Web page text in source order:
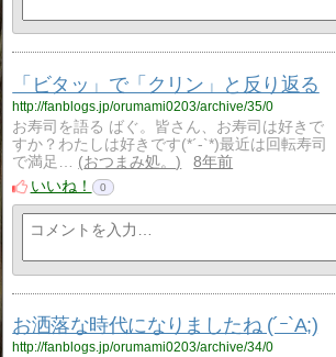
「ビタッ」で「クリン」と反り返る
http://fanblogs.jp/orumami0203/archive/35/0
お寿司を語る ばぐ。皆さん、お寿司は好きで
すか？わたしは好きです​(*´-`*)最近は回転寿司
で満足…
おつまみ処。
8年前
いいね！
0
お洒落な時代になりましたね (´ｰ`A;)
http://fanblogs.jp/orumami0203/archive/34/0